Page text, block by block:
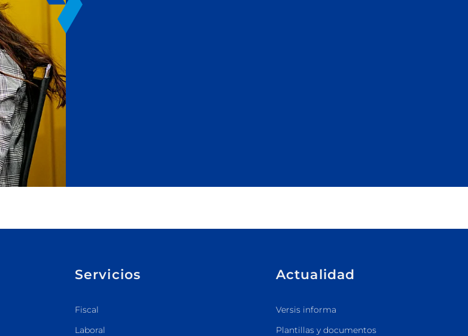
Servicios
Fiscal
Laboral
Actualidad
Versis informa
Plantillas y documentos